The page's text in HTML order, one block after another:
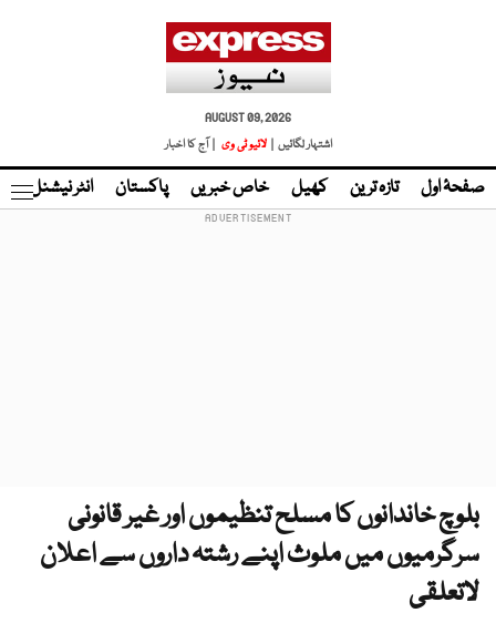
AUGUST 09, 2026
اشتہار لگائیں |
لائیو ٹی وی | آج کا اخبار
صفحۂ اول تازہ ترین کھیل خاص خبریں پاکستان انٹر نیشنل
بلوچ خاندانوں کا مسلح تنظیموں اور غیر قانونی
سرگرمیوں میں ملوث اپنے رشتہ داروں سے اعلان
لاتعلقی